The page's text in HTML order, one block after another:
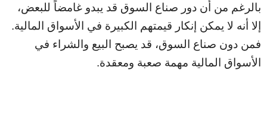
بالرغم من أن دور صناع السوق قد يبدو غامضاً للبعض،
إلا أنه لا يمكن إنكار قيمتهم الكبيرة في الأسواق المالية.
فمن دون صناع السوق، قد يصبح البيع والشراء في
الأسواق المالية مهمة صعبة ومعقدة.